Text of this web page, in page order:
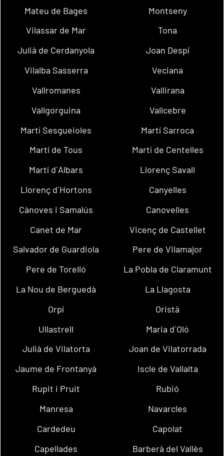
Mateu de Bages
Montseny
Vilassar de Mar
Tona
Julià de Cerdanyola
Joan Despí
Vilalba Sasserra
Veciana
Vallromanes
Vallirana
Vallgorguina
Vallcebre
Martí Sesgueioles
Martí Sarroca
Martí de Tous
Martí de Centelles
Martí d´Albars
Llorenç Savall
Llorenç d´Hortons
Canyelles
Cànoves i Samalús
Canovelles
Canet de Mar
Vicenç de Castellet
Salvador de Guardiola
Pere de Vilamajor
Pere de Torelló
La Pobla de Claramunt
La Nou de Berguedà
La Llagosta
Orpí
Oristà
Ullastrell
Maria d´Oló
Julià de Vilatorta
Joan de Vilatorrada
Jaume de Frontanyà
Iscle de Vallalta
Rupit i Pruit
Rubió
Manresa
Navarcles
Cardedeu
Capolat
Capellades
Barberà del Vallès